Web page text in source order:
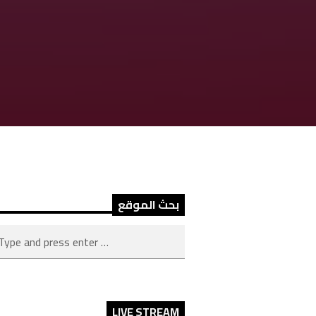
بحث الموقع